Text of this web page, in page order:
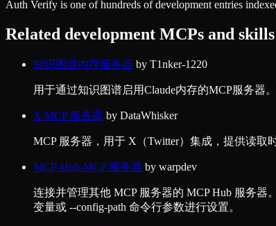
Auth Verify is one of hundreds ofdevelopmententries
Related development MCPs and skills
知识图谱内存服务器 by T1nker-1220
用于通过知识图谱启用Claude内存的MCP服务器
X MCP 服务器 by DataWhisker
MCP 服务器，用于 X（Twitter）集成，提供读取
MCP-Hub-MCP 服务器 by warpdev
连接并管理其他 MCP 服务器的 MCP Hub 服务器
变量或 --config-path 命令行参数进行设置。